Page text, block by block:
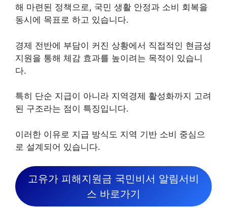
해 마련된 정책으로, 국민 생활 안정과 소비 회복을
동시에 목표로 하고 있습니다.
경제 전반에 부담이 커진 상황에서 직접적인 현금성
지원을 통해 체감 효과를 높이려는 목적이 있습니
다.
특히 단순 지급이 아니라 지역경제 활성화까지 고려
된 구조라는 점이 특징입니다.
이러한 이유로 지급 방식도 지역 기반 소비 중심으
로 설계되어 있습니다.
고유가 피해지원금 국민비서 알림서비
스 바로가기